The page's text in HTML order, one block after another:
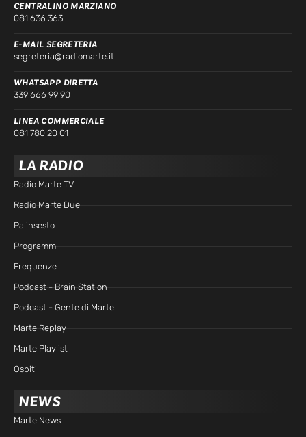
CENTRALINO MARZIANO
081 636 363
E-MAIL SEGRETERIA
segreteria@radiomarte.it
WHATSAPP DIRETTA
339 666 99 90
LINEA COMMERCIALE
081 780 20 01
LA RADIO
Radio Marte TV
Radio Marte Due
Palinsesto
Programmi
Frequenze
Podcast - Brain Station
Podcast - Gente di Marte
Marte Replay
Marte Playlist
Ospiti
NEWS
Marte News